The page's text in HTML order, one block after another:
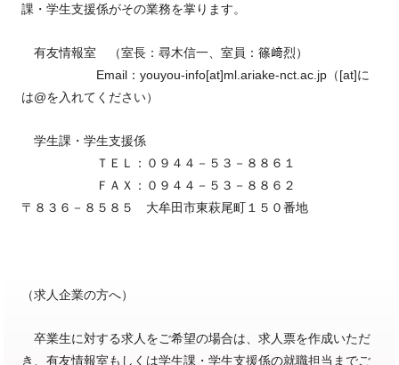
課・学生支援係がその業務を掌ります。
有友情報室 （室長：尋木信一、室員：篠﨑烈）
Email：youyou-info[at]ml.ariake-nct.ac.jp（[at]に
は@を入れてください）
学生課・学生支援係
ＴＥＬ：０９４４－５３－８８６１
ＦＡＸ：０９４４－５３－８８６２
〒８３６－８５８５ 大牟田市東萩尾町１５０番地
（求人企業の方へ）
卒業生に対する求人をご希望の場合は、求人票を作成いただ
き、有友情報室もしくは学生課・学生支援係の就職担当までご